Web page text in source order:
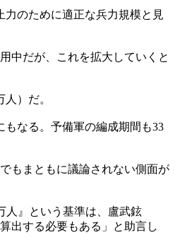
力のために適正な兵力規模と見
中だが、これを拡大していくと
）だ。
もなる。予備軍の編成期間も33
もまともに議論されない側面が
人』という基準は、盧武鉉
出する必要もある」と助言し